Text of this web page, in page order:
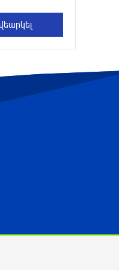
չեղարկման
է